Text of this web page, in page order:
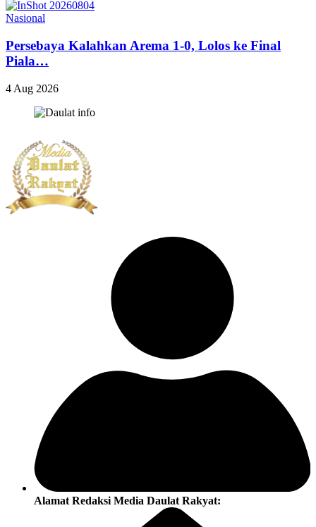
Nasional
Persebaya Kalahkan Arema 1-0, Lolos ke Final
Piala…
4 Aug 2026
Alamat Redaksi Media Daulat Rakyat: